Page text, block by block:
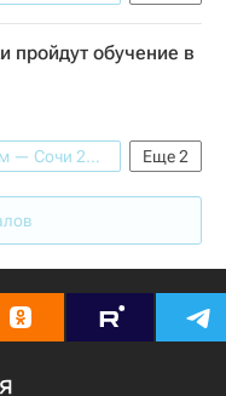
пройдут обучение в
Еще2
Российский Инвестиционный Форум — Сочи 2019